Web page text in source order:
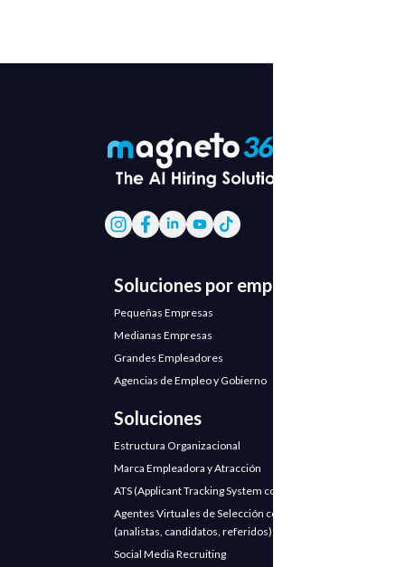
Soluciones por empresa
Pequeñas Empresas
Medianas Empresas
Grandes Empleadores
Agencias de Empleo y Gobierno
Soluciones
Estructura Organizacional
Marca Empleadora y Atracción
ATS (Applicant Tracking System con IA)
Agentes Virtuales de Selección con IA
(analistas, candidatos, referidos)
Social Media Recruiting